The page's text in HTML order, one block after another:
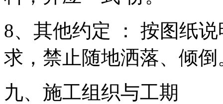
8、其他约定 ： 按图纸
求，禁止随地洒落、倾倒
九、施工组织与工期